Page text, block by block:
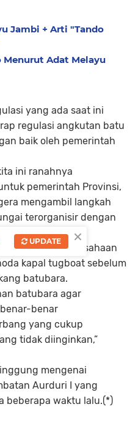
Jambi + Arti "Tando
Menurut Adat Melayu
yang ada saat ini
regulasi angkutan batu
baik oleh pemerintah
ini ranahnya
pemerintah Provinsi,
mengambil langkah
terorganisir dengan
pihak perusahaan
kapal tugboat sebelum
batubara.
batubara agar
benar
yang cukup
tidak diinginkan,”
mengenai
Aurduri I yang
beberapa waktu lalu.(*)
×
UPDATE